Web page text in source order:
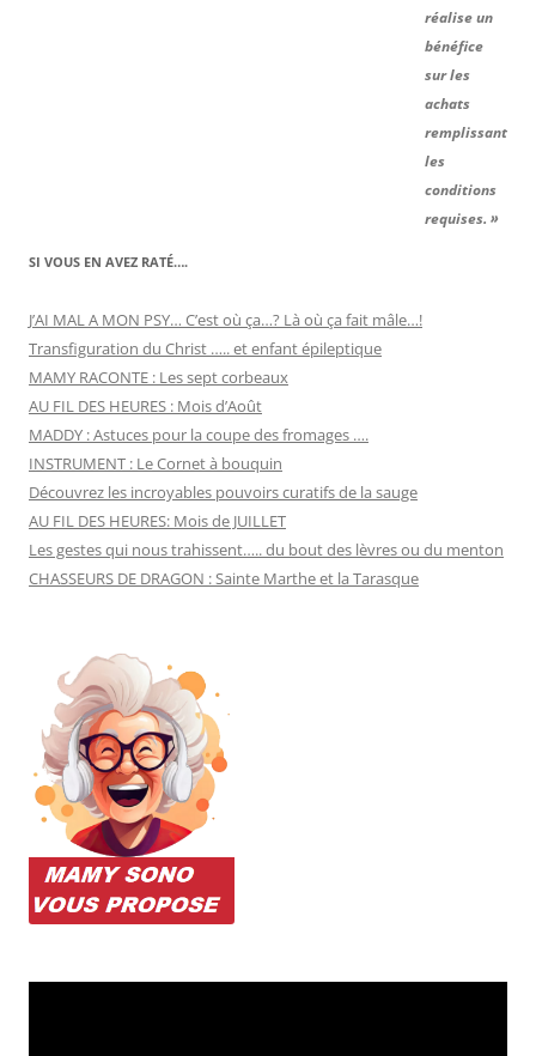
réalise un
bénéfice
sur les
achats
remplissant
les
conditions
requises. »
SI VOUS EN AVEZ RATÉ….
J’AI MAL A MON PSY… C’est où ça…? Là où ça fait mâle…!
Transfiguration du Christ ….. et enfant épileptique
MAMY RACONTE : Les sept corbeaux
AU FIL DES HEURES : Mois d’Août
MADDY : Astuces pour la coupe des fromages ….
INSTRUMENT : Le Cornet à bouquin
Découvrez les incroyables pouvoirs curatifs de la sauge
AU FIL DES HEURES: Mois de JUILLET
Les gestes qui nous trahissent….. du bout des lèvres ou du menton
CHASSEURS DE DRAGON : Sainte Marthe et la Tarasque